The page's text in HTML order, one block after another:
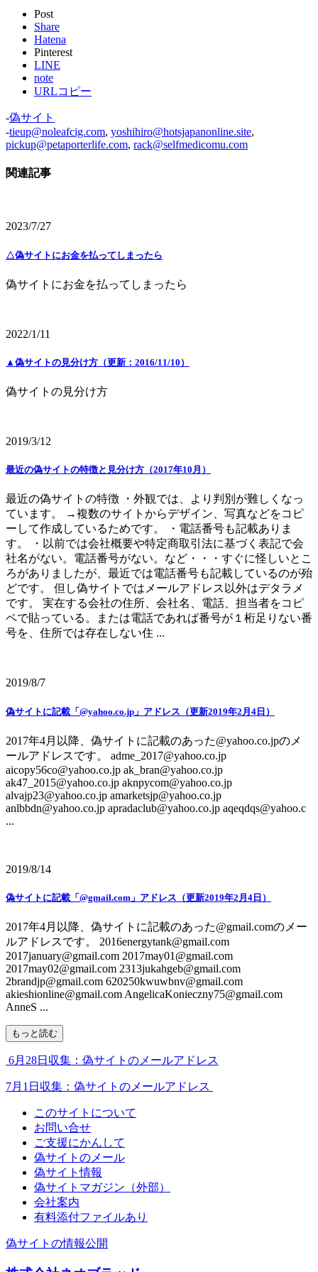
Post
Share
Hatena
Pinterest
LINE
note
URLコピー
-偽サイト
-tieup@noleafcig.com, yoshihiro@hotsjapanonline.site,
pickup@petaporterlife.com, rack@selfmedicomu.com
関連記事
2023/7/27
△偽サイトにお金を払ってしまったら
偽サイトにお金を払ってしまったら
2022/1/11
▲偽サイトの見分け方（更新：2016/11/10）
偽サイトの見分け方
2019/3/12
最近の偽サイトの特徴と見分け方（2017年10月）
最近の偽サイトの特徴 ・外観では、より判別が難しくなっ
ています。 →複数のサイトからデザイン、写真などをコピ
ーして作成しているためです。 ・電話番号も記載ありま
す。 ・以前では会社概要や特定商取引法に基づく表記で会
社名がない。電話番号がない。など・・・すぐに怪しいとこ
ろがありましたが、最近では電話番号も記載しているのが殆
どです。 但し偽サイトではメールアドレス以外はデタラメ
です。 実在する会社の住所、会社名、電話、担当者をコピ
ペで貼っている。または電話であれば番号が１桁足りない番
号を、住所では存在しない住 ...
2019/8/7
偽サイトに記載「@yahoo.co.jp」アドレス（更新2019年2月4日）
2017年4月以降、偽サイトに記載のあった@yahoo.co.jpのメ
ールアドレスです。 adme_2017@yahoo.co.jp
aicopy56co@yahoo.co.jp ak_bran@yahoo.co.jp
ak47_2015@yahoo.co.jp aknpycom@yahoo.co.jp
alvajp23@yahoo.co.jp amarketsjp@yahoo.co.jp
anlbbdn@yahoo.co.jp apradaclub@yahoo.co.jp aqeqdqs@yahoo.c
...
2019/8/14
偽サイトに記載「@gmail.com」アドレス（更新2019年2月4日）
2017年4月以降、偽サイトに記載のあった@gmail.comのメー
ルアドレスです。 2016energytank@gmail.com
2017january@gmail.com 2017may01@gmail.com
2017may02@gmail.com 2313jukahgeb@gmail.com
2brandjp@gmail.com 620250kwuwbnv@gmail.com
akieshionline@gmail.com AngelicaKonieczny75@gmail.com
AnneS ...
もっと読む
6月28日収集：偽サイトのメールアドレス
7月1日収集：偽サイトのメールアドレス
このサイトについて
お問い合せ
ご支援にかんして
偽サイトのメール
偽サイト情報
偽サイトマガジン（外部）
会社案内
有料添付ファイルあり
偽サイトの情報公開